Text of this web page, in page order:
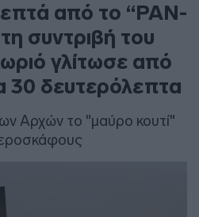
από το “PAN-
συντριβή του
γλίτωσε από
30 δευτερόλεπτα
Αρχών το "μαύρο κουτί"